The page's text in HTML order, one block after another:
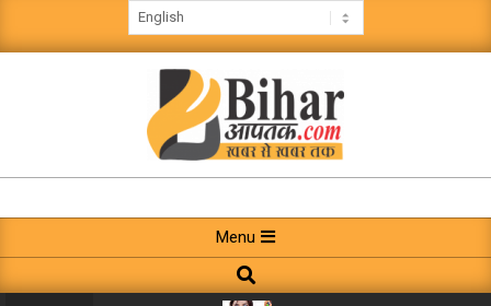
to
BIHAR
AAPTAK
Navigation
Menu
Menu
Search